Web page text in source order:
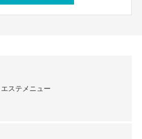
エステメニュー